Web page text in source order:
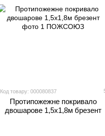
Код товару: 000080837
Протипожежне покривало
двошарове 1,5х1,8м брезент